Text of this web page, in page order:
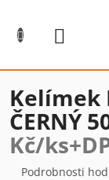
obsah
Kelímek
ČERNÝ
Kč/
Průměrné
Podrobnosti